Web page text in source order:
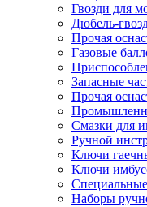
Гвозди для
Дюбель-
Прочая
Газовые
Запасные
Прочая
Смазки для
Ручной
Ключи
Ключи
Наборы